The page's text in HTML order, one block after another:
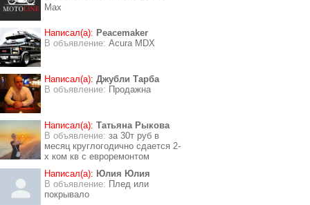
Max
Написал(а): Peacemaker
В объявление: Acura MDX
Написал(а): Джубли Тарба
В объявление: Продажна
Написал(а): Татьяна Рыкова
В объявление: за 30т руб в
месяц круглогодично сдается 2-
х ком кв с евроремонтом
Написал(а): Юлия Юлия
В объявление: Плед или
покрывало